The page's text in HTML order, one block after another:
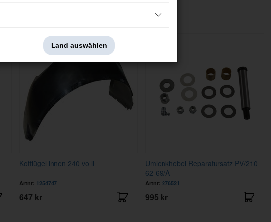
Andere haben auch angesehen
Kotflügel innen 240 vo li
Artnr: 1254747
647 kr
Umlenkhebel Reparatursatz PV/210
62-69/A
Artnr: 276521
995 kr
Land auswählen